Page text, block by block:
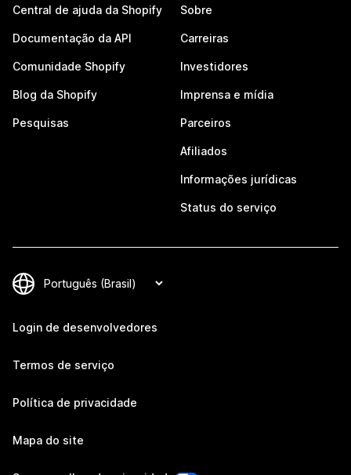
Central de ajuda da Shopify
Documentação da API
Comunidade Shopify
Blog da Shopify
Pesquisas
Sobre
Carreiras
Investidores
Imprensa e mídia
Parceiros
Afiliados
Informações jurídicas
Status do serviço
Login de desenvolvedores
Termos de serviço
Política de privacidade
Mapa do site